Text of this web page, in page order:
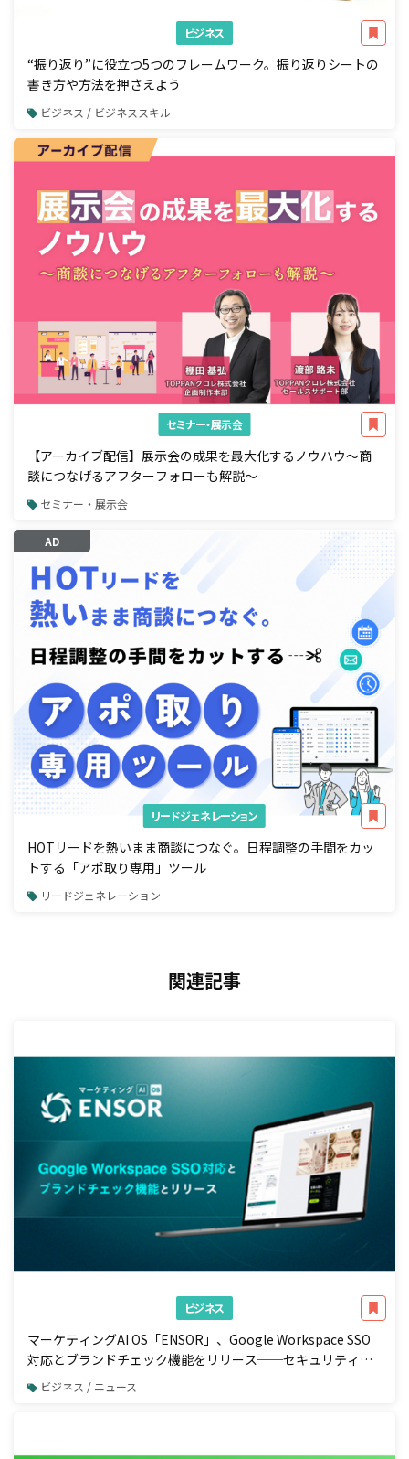
ビジネス
“振り返り”に役立つ5つのフレームワーク。振り返りシートの
書き方や方法を押さえよう
ビジネス / ビジネススキル
セミナー・展示会
【アーカイブ配信】展示会の成果を最大化するノウハウ～商
談につなげるアフターフォローも解説～
セミナー・展示会
AD
リードジェネレーション
HOTリードを熱いまま商談につなぐ。日程調整の手間をカッ
トする「アポ取り専用」ツール
リードジェネレーション
関連記事
ビジネス
マーケティングAI OS「ENSOR」、Google Workspace SSO
対応とブランドチェック機能をリリース──セキュリティ強
化と広告配信前の自動コンプラ検知を一体で実現
ビジネス / ニュース